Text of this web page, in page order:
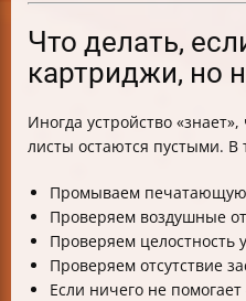
Что делать,
картриджи, но
Иногда устройство
листы остаются пустыми. В
Промываем печатающую
Проверяем воздушные
Проверяем целостность
Проверяем отсутствие
Если ничего не